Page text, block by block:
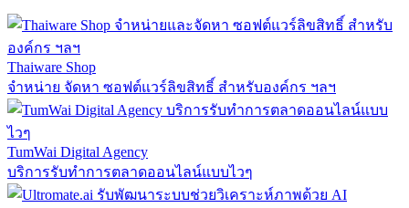
Thaiware Shop
จำหน่าย จัดหา ซอฟต์แวร์ลิขสิทธิ์ สำหรับองค์กร ฯลฯ
TumWai Digital Agency
บริการรับทำการตลาดออนไลน์แบบไวๆ